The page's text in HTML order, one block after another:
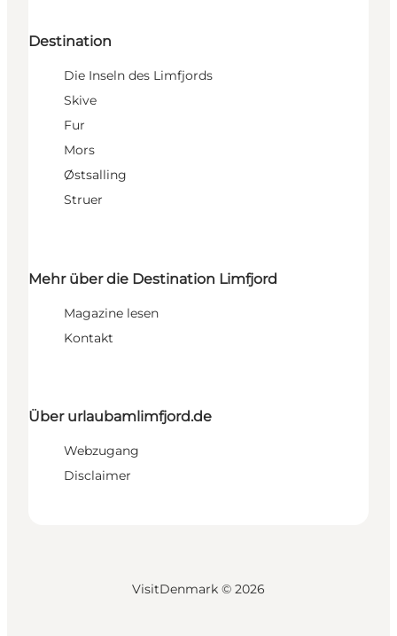
Destination
Die Inseln des Limfjords
Skive
Fur
Mors
Østsalling
Struer
Mehr über die Destination Limfjord
Magazine lesen
Kontakt
Über urlaubamlimfjord.de
Webzugang
Disclaimer
VisitDenmark © 2026